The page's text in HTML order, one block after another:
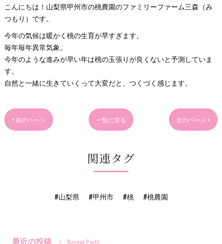
こんにちは！山梨県甲州市の桃農園のファミリーファーム三森（み
つもり）です。
今年の気候は暖かく桃の生育が早すぎます。
毎年毎年異常気象。
今年のような進みが早い年は桃の玉張りが良くないと予測していま
す。
自然と一緒に生きていくって大変だと、つくづく感じます。
< 前のページ 一覧に戻る 次のページ >
関連タグ
#山梨県 #甲州市 #桃 #桃農園
最近の投稿 Recent Posts